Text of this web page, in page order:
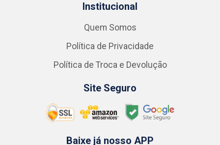
Institucional
Quem Somos
Política de Privacidade
Política de Troca e Devolução
Site Seguro
Baixe já nosso APP